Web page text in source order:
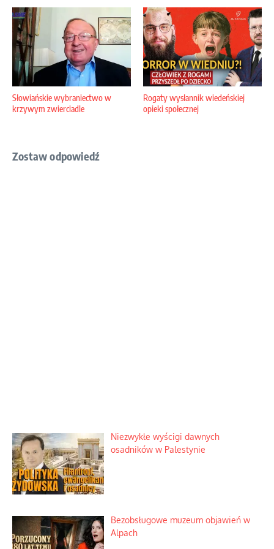
Słowiańskie wybraniectwo w
krzywym zwierciadle
Rogaty wysłannik wiedeńskiej
opieki społecznej
Zostaw odpowiedź
Niezwykłe wyścigi dawnych
osadników w Palestynie
Bezobsługowe muzeum objawień w
Alpach